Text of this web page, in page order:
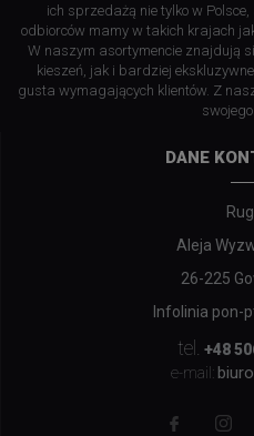
ich sprzedażą nie tylko w
odbiorców mamy w takich krajach
W naszym asortymencie znajdują
kieszeń, jak i bardziej
gusta wymagających klientów. Z
DANE
Aleja
26-225
Infolinia pon-
tel.
+48
e-mail: